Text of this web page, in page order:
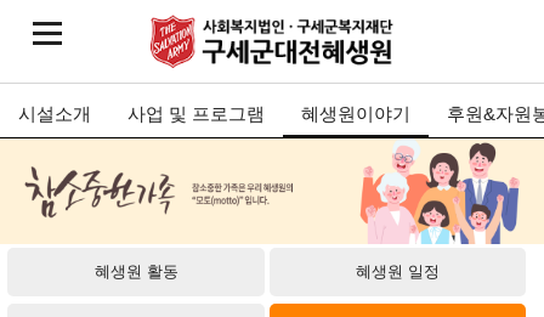
시설소개 사업 및 프로그램 혜생원이야기 후원&자원
혜생원 활동 혜생원 일정